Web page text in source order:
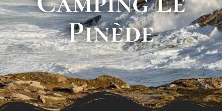
Pinède